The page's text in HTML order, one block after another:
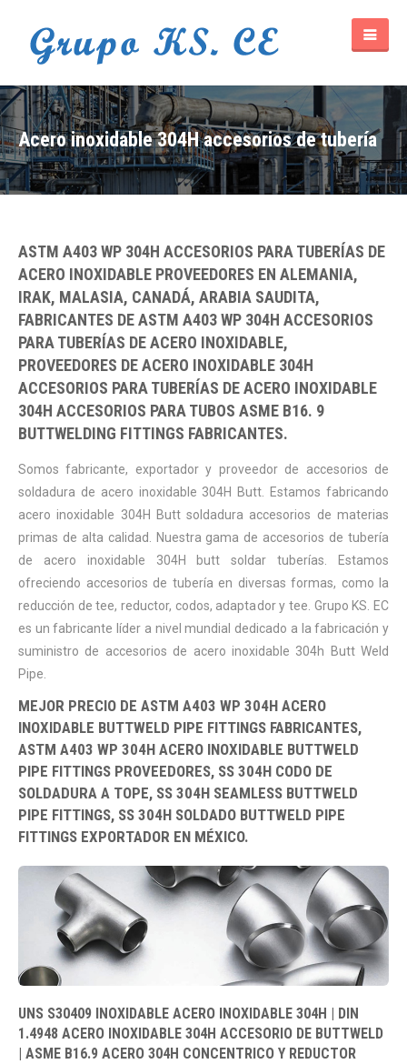
Acero inoxidable 304H accesorios de tubería
ASTM A403 WP 304H ACCESORIOS PARA TUBERÍAS DE
ACERO INOXIDABLE PROVEEDORES EN ALEMANIA,
IRAK, MALASIA, CANADÁ, ARABIA SAUDITA,
FABRICANTES DE ASTM A403 WP 304H ACCESORIOS
PARA TUBERÍAS DE ACERO INOXIDABLE,
PROVEEDORES DE ACERO INOXIDABLE 304H
ACCESORIOS PARA TUBERÍAS DE ACERO INOXIDABLE
304H ACCESORIOS PARA TUBOS ASME B16. 9
BUTTWELDING FITTINGS FABRICANTES.
Somos fabricante, exportador y proveedor de accesorios de
soldadura de acero inoxidable 304H Butt. Estamos fabricando
acero inoxidable 304H Butt soldadura accesorios de materias
primas de alta calidad. Nuestra gama de accesorios de tubería
de acero inoxidable 304H butt soldar tuberías. Estamos
ofreciendo accesorios de tubería en diversas formas, como la
reducción de tee, reductor, codos, adaptador y tee. Grupo KS. EC
es un fabricante líder a nivel mundial dedicado a la fabricación y
suministro de accesorios de acero inoxidable 304h Butt Weld
Pipe.
MEJOR PRECIO DE ASTM A403 WP 304H ACERO
INOXIDABLE BUTTWELD PIPE FITTINGS FABRICANTES,
ASTM A403 WP 304H ACERO INOXIDABLE BUTTWELD
PIPE FITTINGS PROVEEDORES, SS 304H CODO DE
SOLDADURA A TOPE, SS 304H SEAMLESS BUTTWELD
PIPE FITTINGS, SS 304H SOLDADO BUTTWELD PIPE
FITTINGS EXPORTADOR EN MÉXICO.
UNS S30409 INOXIDABLE ACERO INOXIDABLE 304H | DIN
1.4948 ACERO INOXIDABLE 304H ACCESORIO DE BUTTWELD
| ASME B16.9 ACERO 304H CONCENTRICO Y REDUCTOR